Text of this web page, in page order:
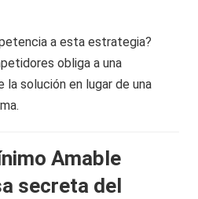
a esta estrategia?
obliga a una
solución en lugar de una
Amable
secreta del